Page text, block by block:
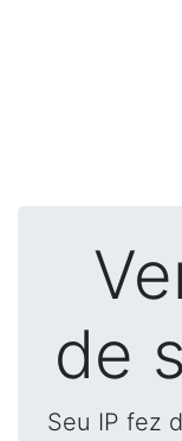
de
Seu IP fez